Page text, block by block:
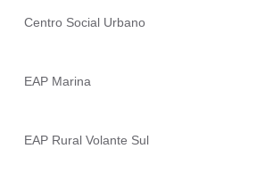
Centro Social Urbano
EAP Marina
EAP Rural Volante Sul